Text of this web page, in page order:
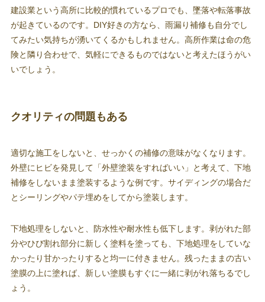
建設業という高所に比較的慣れているプロでも、墜落や転落事故
が起きているのです。DIY好きの方なら、雨漏り補修も自分でし
てみたい気持ちが湧いてくるかもしれません。高所作業は命の危
険と隣り合わせで、気軽にできるものではないと考えたほうがい
いでしょう。
クオリティの問題もある
適切な施工をしないと、せっかくの補修の意味がなくなります。
外壁にヒビを発見して「外壁塗装をすればいい」と考えて、下地
補修をしないまま塗装するような例です。サイディングの場合だ
とシーリングやパテ埋めをしてから塗装します。
下地処理をしないと、防水性や耐水性も低下します。剥がれた部
分やひび割れ部分に新しく塗料を塗っても、下地処理をしていな
かったり甘かったりすると均一に付きません。残ったままの古い
塗膜の上に塗れば、新しい塗膜もすぐに一緒に剥がれ落ちるでし
ょう。